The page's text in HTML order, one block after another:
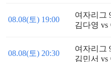
08.08(토) 19:00
여자리그
김다영 vs
08.08(토) 20:30
여자리그
김민서 vs